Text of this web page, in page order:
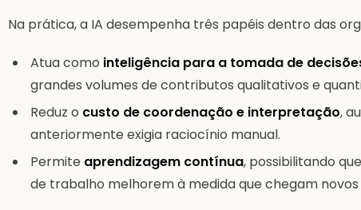
Na prática, a IA desempenha três papéis dentro das
Atua como inteligência para a tomada de
grandes volumes de contributos qualitativos e
Reduz o custo de coordenação e interpretação,
anteriormente exigia raciocínio manual.
Permite aprendizagem contínua, possibilitando
de trabalho melhorem à medida que chegam novos